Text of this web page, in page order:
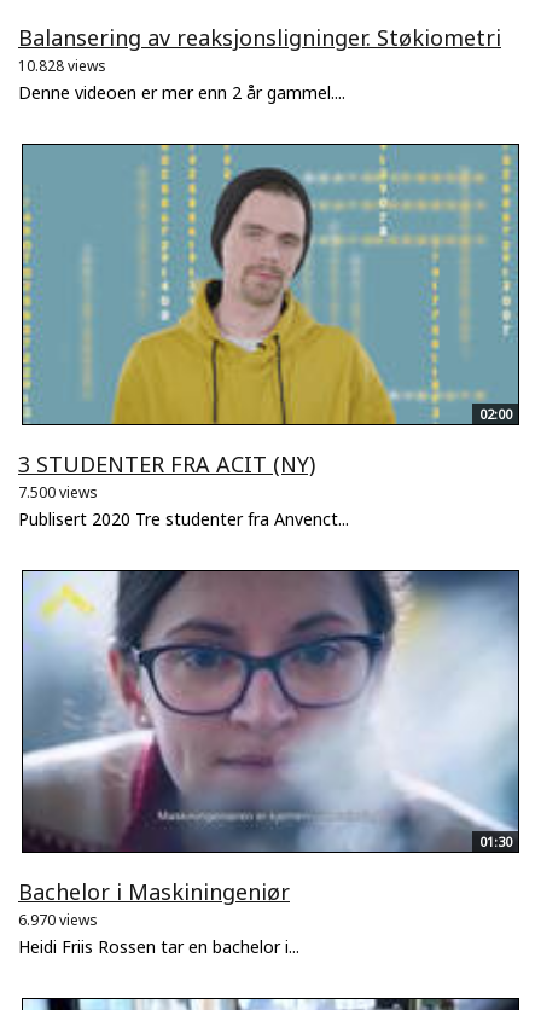
Balansering av reaksjonsligninger. Støkiometri
10.828 views
Denne videoen er mer enn 2 år gammel....
02:00
3 STUDENTER FRA ACIT (NY)
7.500 views
Publisert 2020 Tre studenter fra Anvenct...
01:30
Bachelor i Maskiningeniør
6.970 views
Heidi Friis Rossen tar en bachelor i...